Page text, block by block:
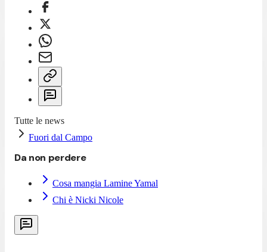
Tutte le news
Fuori dal Campo
Da non perdere
Cosa mangia Lamine Yamal
Chi è Nicki Nicole